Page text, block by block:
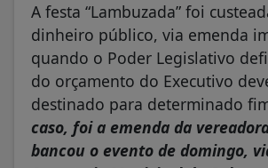
A festa “Lambuzada” foi
dinheiro público, via emenda
quando o Poder Legislativo
do orçamento do Executivo
destinado para determinado
caso, foi a emenda da
bancou o evento de domingo,